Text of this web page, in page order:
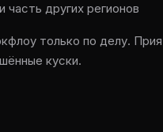
других регионов
только по делу.
куски.